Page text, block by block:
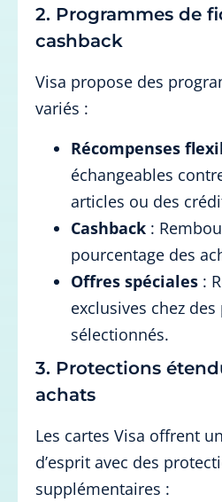
2. Programmes de
cashback
Visa propose des
variés :
Récompenses
échangeables
articles ou des
Cashback :
pourcentage des
Offres spéciales :
exclusives chez
sélectionnés.
3. Protections
achats
Les cartes Visa offrent
d’esprit avec des
supplémentaires :